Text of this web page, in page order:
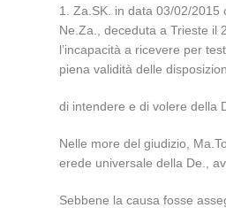
1. Za.SK. in data 03/02/
Ne.Za., deceduta a Trieste il
l’incapacità a ricevere per
piena validità delle
di intendere e di volere della
Nelle more del giudizio,
erede universale della De.,
Sebbene la causa fosse